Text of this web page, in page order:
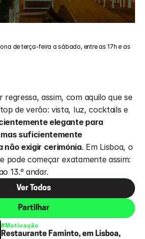
de terça-feira a sábado, entre as 17h e as
regressa, assim, com aquilo que se
de verão: vista, luz, cocktails e
elegante para
suficientemente
não exigir cerimónia. Em Lisboa, o
pode começar exatamente assim:
13.º andar.
Ver Todos
Partilhar
#Motivação
Restaurante Faminto, em Lisboa,